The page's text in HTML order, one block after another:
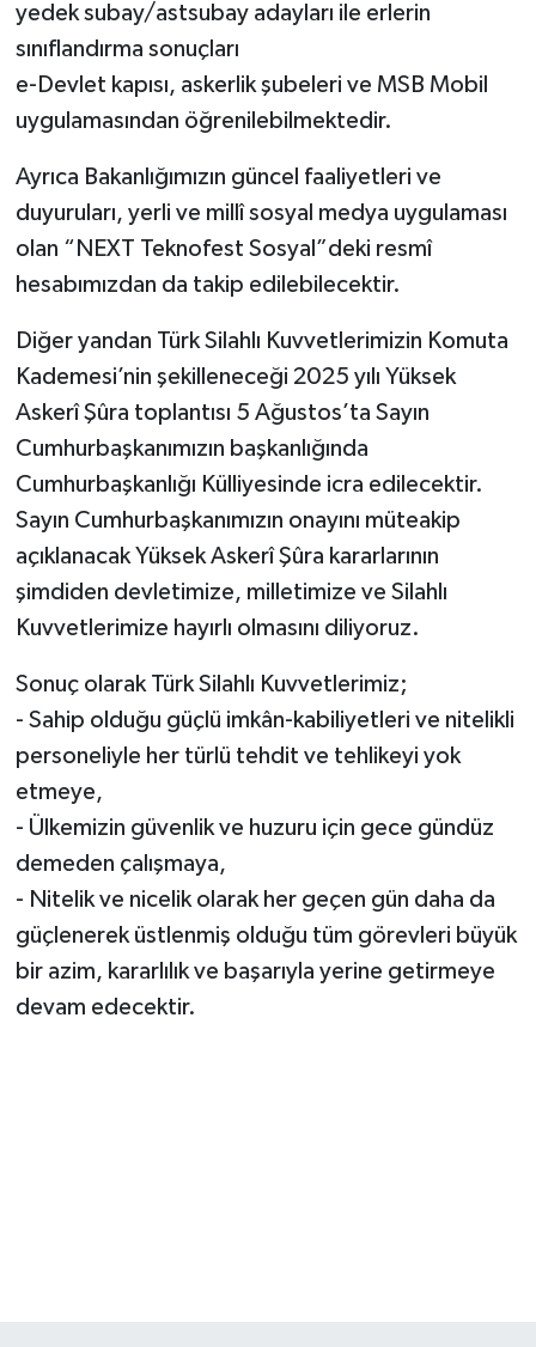
yedek subay/astsubay adayları ile erlerin
sınıflandırma sonuçları
e-Devlet kapısı, askerlik şubeleri ve MSB Mobil
uygulamasından öğrenilebilmektedir.
Ayrıca Bakanlığımızın güncel faaliyetleri ve
duyuruları, yerli ve millî sosyal medya uygulaması
olan “NEXT Teknofest Sosyal”deki resmî
hesabımızdan da takip edilebilecektir.
Diğer yandan Türk Silahlı Kuvvetlerimizin Komuta
Kademesi’nin şekilleneceği 2025 yılı Yüksek
Askerî Şûra toplantısı 5 Ağustos’ta Sayın
Cumhurbaşkanımızın başkanlığında
Cumhurbaşkanlığı Külliyesinde icra edilecektir.
Sayın Cumhurbaşkanımızın onayını müteakip
açıklanacak Yüksek Askerî Şûra kararlarının
şimdiden devletimize, milletimize ve Silahlı
Kuvvetlerimize hayırlı olmasını diliyoruz.
Sonuç olarak Türk Silahlı Kuvvetlerimiz;
- Sahip olduğu güçlü imkân-kabiliyetleri ve nitelikli
personeliyle her türlü tehdit ve tehlikeyi yok
etmeye,
- Ülkemizin güvenlik ve huzuru için gece gündüz
demeden çalışmaya,
- Nitelik ve nicelik olarak her geçen gün daha da
güçlenerek üstlenmiş olduğu tüm görevleri büyük
bir azim, kararlılık ve başarıyla yerine getirmeye
devam edecektir.